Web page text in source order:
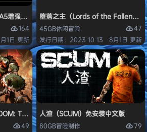
增强版（Grand Theft Auto V Enhanced）免
164
1日 更新
堕落之主（Lords of the Fallen）免
45GB休闲冒险
47
发行日期：2023-10-13
8月1日 更新
The Dark Ages）免安装中文版
49
人渣（SCUM）免安装中文版
80GB冒险制作
79